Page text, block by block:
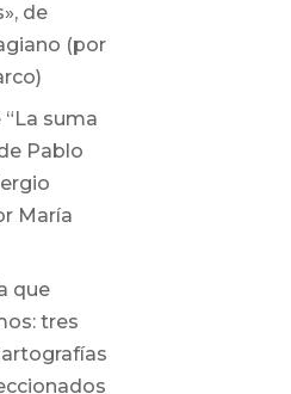
de
(por
“La suma
Pablo
María
que
tres